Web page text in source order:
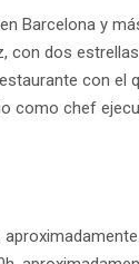
Barcelona y
dos
con el
chef